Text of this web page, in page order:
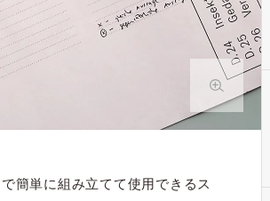
簡単に組み立てて使用できるス